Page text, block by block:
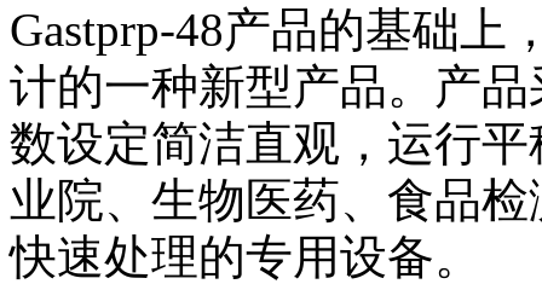
Gastprp-48产品的基础上
计的一种新型产品。产
数设定简洁直观，运行
业院、生物医药、食品
快速处理的专用设备。